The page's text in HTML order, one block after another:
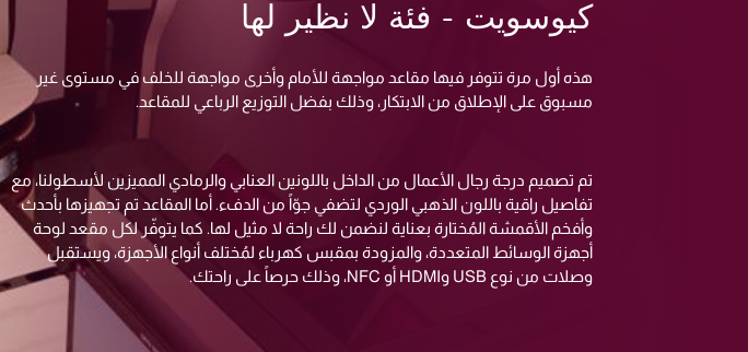
كيوسويت - فئة لا نظير لها
هذه أول مرة تتوفر فيها مقاعد مواجهة للأمام وأخرى مواجهة للخلف في مستوى غير
مسبوق على الإطلاق من الابتكار، وذلك بفضل التوزيع الرباعي للمقاعد.
تم تصميم درجة رجال الأعمال من الداخل باللونين العنابي والرمادي المميزين لأسطولنا، مع
تفاصيل راقية باللون الذهبي الوردي لتضفي جوّاً من الدفء. أما المقاعد تم تجهيزها بأحدث
وأفخم الأقمشة المُختارة بعناية لنضمن لك راحة لا مثيل لها. كما يتوفّر لكل مقعد لوحة
أجهزة الوسائط المتعددة، والمزودة بمقبس كهرباء لمُختلف أنواع الأجهزة، ويستقبل
وصلات من نوع USB وHDMI أو NFC، وذلك حرصاً على راحتك.